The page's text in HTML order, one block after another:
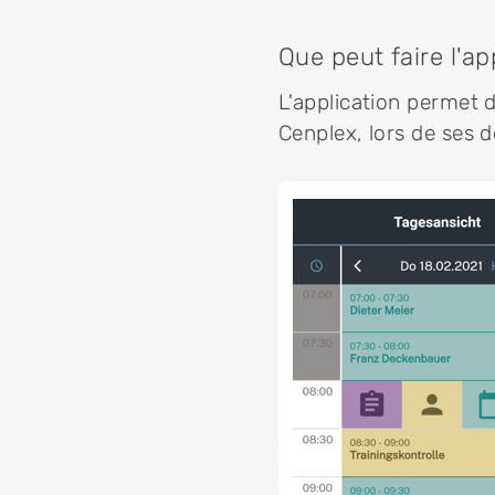
Que peut faire
L'application permet
Cenplex, lors de ses